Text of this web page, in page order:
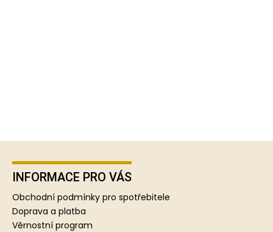
Z
INFORMACE PRO VÁS
Obchodní podmínky pro spotřebitele
Doprava a platba
Věrnostní program